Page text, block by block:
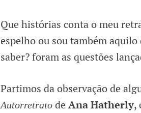
Que histórias conta o meu
espelho ou sou também
saber? foram as questões
Partimos da observação de
Autorretrato de Ana Hatherly,